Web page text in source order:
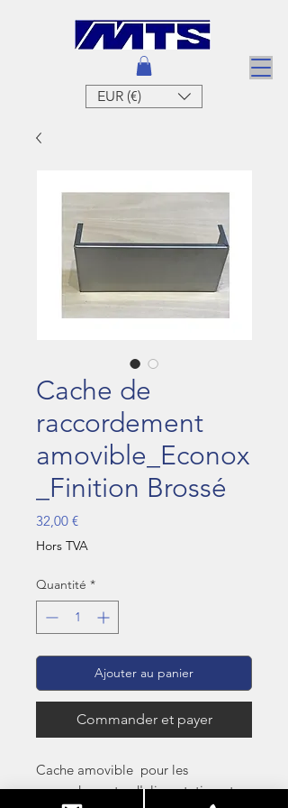
EUR (€)
Cache de
raccordement
amovible_Econox
_Finition Brossé
32,00 €Prix
Hors TVA
Quantité *
Ajouter au panier
Commander et payer
Cache amovible pour les
raccordements d'alimentation et